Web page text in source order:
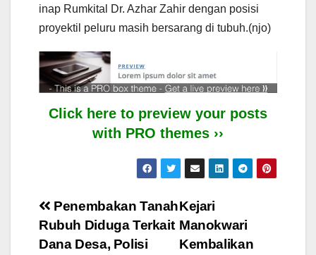
inap Rumkital Dr. Azhar Zahir dengan posisi
proyektil peluru masih bersarang di tubuh.(njo)
Click here to preview your posts
with PRO themes ››
Post
navigation
Kejari
Manokwari
Kembalikan
Penembakan Tanah
Rubuh Diduga Terkait
Dana Desa, Polisi